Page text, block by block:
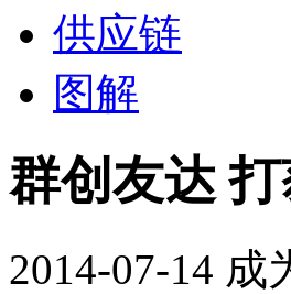
供应链
图解
群创友达
2014-07-14 成